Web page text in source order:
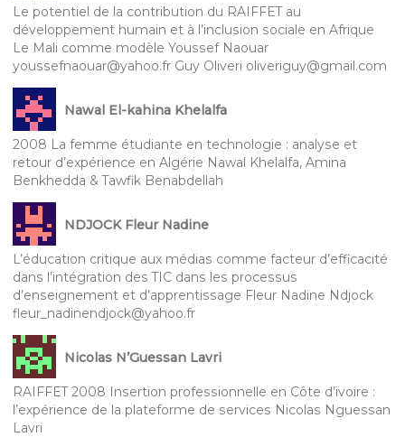
Le potentiel de la contribution du RAIFFET au
développement humain et à l’inclusion sociale en Afrique
Le Mali comme modèle Youssef Naouar
youssefnaouar@yahoo.fr Guy Oliveri oliveriguy@gmail.com
Nawal El-kahina Khelalfa
2008 La femme étudiante en technologie : analyse et
retour d’expérience en Algérie Nawal Khelalfa, Amina
Benkhedda & Tawfik Benabdellah
NDJOCK Fleur Nadine
L’éducation critique aux médias comme facteur d’efficacité
dans l’intégration des TIC dans les processus
d’enseignement et d’apprentissage Fleur Nadine Ndjock
fleur_nadinendjock@yahoo.fr
Nicolas N’Guessan Lavri
RAIFFET 2008 Insertion professionnelle en Côte d’ivoire :
l’expérience de la plateforme de services Nicolas Nguessan
Lavri